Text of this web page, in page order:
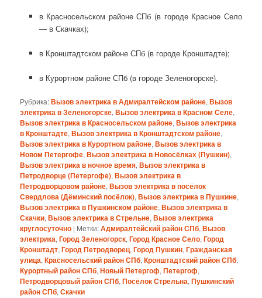
в Красносельском районе СПб (в городе Красное Село
— в Скачках);
в Кронштадтском районе СПб (в городе Кронштадте);
в Курортном районе СПб (в городе Зеленогорске).
Рубрика:Вызов электрика в Адмиралтейском районе,Вызов
электрика в Зеленогорске,Вызов электрика в Красном Селе,
Вызов электрика в Красносельском районе,Вызов электрика
в Кронштадте,Вызов электрика в Кронштадтском районе,
Вызов электрика в Курортном районе,Вызов электрика в
Новом Петергофе,Вызов электрика в Новосёлках (Пушкин),
Вызов электрика в ночное время,Вызов электрика в
Петродворце (Петергофе),Вызов электрика в
Петродворцовом районе,Вызов электрика в посёлок
Свердлова (Дёминский посёлок),Вызов электрика в Пушкине,
Вызов электрика в Пушкинском районе,Вызов электрика в
Скачки,Вызов электрика в Стрельне,Вызов электрика
круглосуточно | Метки:Адмиралтейский район СПб,Вызов
электрика,Город Зеленогорск,Город Красное Село,Город
Кронштадт,Город Петродворец,Город Пушкин,Гражданская
улица,Красносельский район СПб,Кронштадтский район СПб,
Курортный район СПб,Новый Петергоф,Петергоф,
Петродворцовый район СПб,Посёлок Стрельна,Пушкинский
район СПб,Скачки